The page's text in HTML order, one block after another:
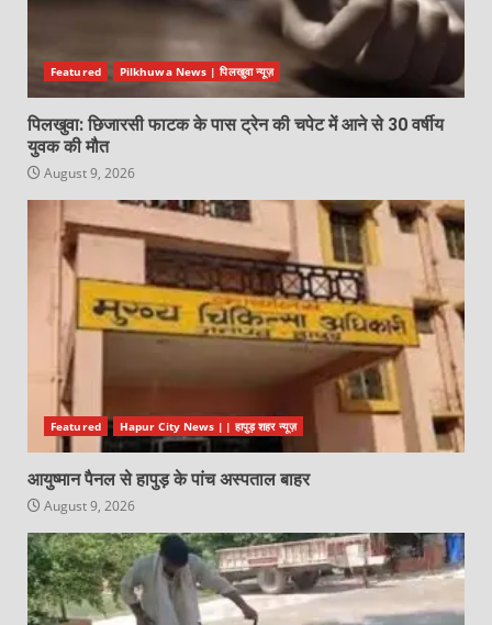
Featured Pilkhuwa News | पिलखुवा न्यूज़
पिलखुवा: छिजारसी फाटक के पास ट्रेन की चपेट में आने से 30 वर्षीय
युवक की मौत
August 9, 2026
Featured Hapur City News || हापुड़ शहर न्यूज़
आयुष्मान पैनल से हापुड़ के पांच अस्पताल बाहर
August 9, 2026